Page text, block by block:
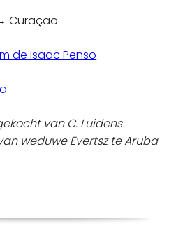
Curaçao
de Isaac Penso
van C. Luidens
weduwe Evertsz te Aruba